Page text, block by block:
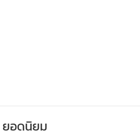
ยอดนิยม